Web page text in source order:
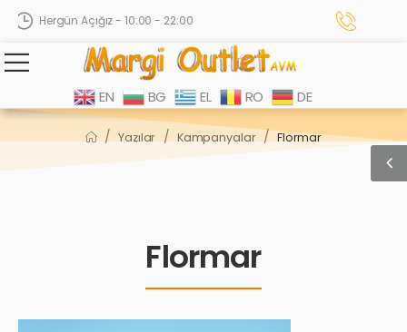
Hergün Açığız - 10:00 - 22:00
EN BG EL RO DE
/ Yazılar / Kampanyalar / Flormar
Flormar